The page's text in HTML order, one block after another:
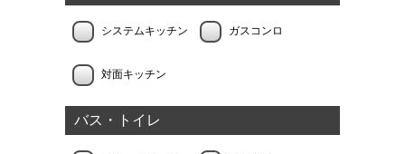
システムキッチン ガスコンロ
対面キッチン
バス・トイレ